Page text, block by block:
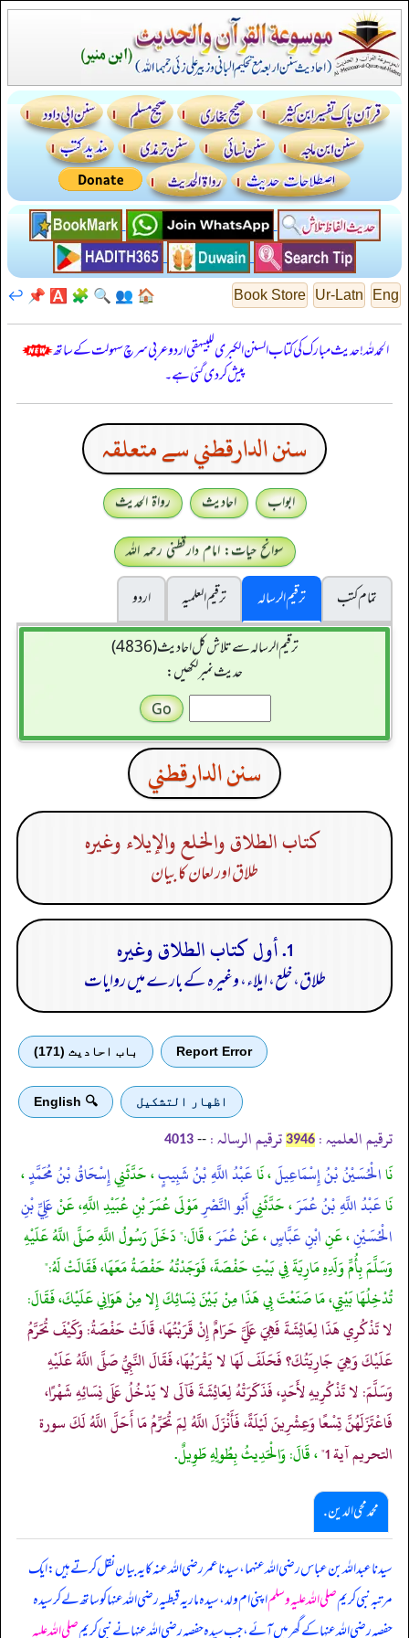
Eng
Ur-Latn
Book Store
🏠
👥
🔍
🧩
🅰️
📌
↩️
الحمدللہ! حدیث مبارک کی کتاب السنن الكبرى للبيهقي اردو عربی سرچ سہولت کے ساتھ
پیش کر دی گئی ہے۔
سنن الدارقطني سے متعلقہ
ابواب احادیث
رواۃ الحدیث
سوانح حیات: امام دارقطنی رحمہ اللہ
تمام کتب
ترقیم الرسالہ ترقیم العلمیہ
اردو
ترقیم الرسالہ سے تلاش کل احادیث (4836)
حدیث نمبر لکھیں:
سنن الدارقطني
كتاب الطلاق والخلع والإيلاء وغيره
طلاق اور لعان کا بیان
1. أول كتاب الطلاق وغيره
طلاق، خلع، ایلاء، وغیرہ کے بارے میں روایات
Report Error باب احادیث (171)
اظهار التشكيل 🔍 English
ترقیم العلمیہ : 3946 ترقیم الرسالہ : --
4013
نَاالْحُسَيْنُ بْنُ إِسْمَاعِيلَ، نَاعَبْدُ اللَّهِ بْنُ شَبِيبٍ، حَدَّثَنِيإِسْحَاقُ بْنُ مُحَمَّدٍ،
نَاعَبْدُ اللَّهِ بْنُ عُمَرَ، حَدَّثَنِيأَبُو النَّصْرِمَوْلَى عُمَرَ بْنِ عُبَيْدِ اللَّهِ، عَنْعَلِيِّ بْنِ
الْحُسَيْنِ، عَنِابْنِ عَبَّاسٍ، عَنْعُمَرَ، قَالَ:" دَخَلَ رَسُولُ اللَّهِ صَلَّى اللَّهُ عَلَيْهِ
وَسَلَّمَ بِأُمِّ وَلَدِهِ مَارِيَةَ فِي بَيْتِ حَفْصَةَ، فَوَجَدْتُهُ حَفْصَةُ مَعَهَا، فَقَالَتْ لَهُ:"
تُدْخِلُهَا بَيْتِي، مَا صَنَعْتَ بِي هَذَا مِنْ بَيْنَ نِسَائِكَ إِلا مِنْ هَوَانِي عَلَيْكَ، فَقَالَ:
لا تَذْكُرِي هَذَا لِعَائِشَةَ فَهِيَ عَلَيَّ حَرَامٌ إِنْ قَرَبْتُهَا، قَالَتْ حَفْصَةُ: وَكَيْفَ تُحَرَّمُ
عَلَيْكَ وَهِيَ جَارِيَتُكَ؟ فَحَلَفَ لَهَا لا يَقْرَبُهَا، فَقَالَ النَّبِيُّ صَلَّى اللَّهُ عَلَيْهِ
وَسَلَّمَ: لا تَذْكُرِيهِ لأَحَدٍ، فَذَكَرَتْهُ لِعَائِشَةَ فَآلَى لا يَدْخُلُ عَلَى نِسَائِهِ شَهْرًا،
فَاعْتَزَلَهُنَّ تِسْعًا وَعِشْرِينَ لَيْلَةً، فَأَنْزَلَ اللَّهُ لِمَ تُحَرِّمُ مَا أَحَلَّ اللَّهُ لَكَ سورة
التحريم آية 1" ، قَالَ: وَالْحَدِيثُ بِطُولِهِ طَوِيلٌ.
محمد محی الدین .
سیدنا عبداللہ بن عباس رضی اللہ عنہما، سیدنا عمر رضی اللہ عنہ کا یہ بیان نقل کرتے ہیں: ایک
مرتبہ نبی کریمصلی اللہ علیہ وسلماپنی ام ولد، سیدہ ماریہ قبطیہ رضی اللہ عنہا کو ساتھ لے کر سیدہ
حفصہ رضی اللہ عنہا کے گھر میں آئے، جب سیدہ حفصہ رضی اللہ عنہا نے نبی کریمصلی اللہ علیہ